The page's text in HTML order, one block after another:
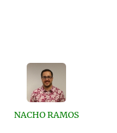
NACHO RAMOS